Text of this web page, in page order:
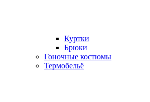
Куртки
Брюки
Гоночные костюмы
Термобельё